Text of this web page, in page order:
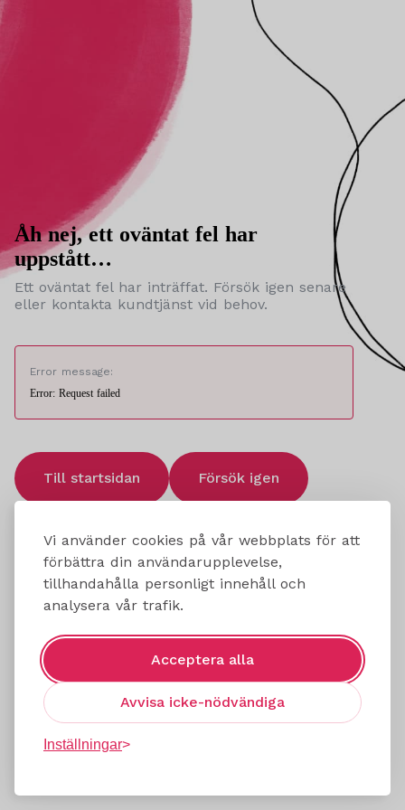
Vi använder cookies på vår webbplats för att
förbättra din användarupplevelse,
tillhandahålla personligt innehåll och
analysera vår trafik.
Acceptera alla
Avvisa icke-nödvändiga
Inställningar
Åh nej, ett oväntat fel har
uppstått…
Ett oväntat fel har inträffat. Försök igen senare
eller kontakta kundtjänst vid behov.
Error message:
Error: Request failed
Till startsidan Försök igen